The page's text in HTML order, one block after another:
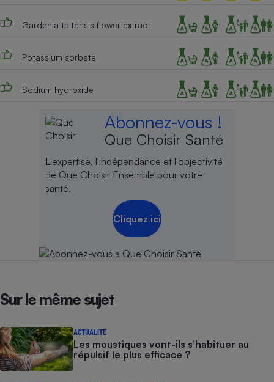
Gardenia taitensis flower extract
Potassium sorbate
Sodium hydroxide
Abonnez-vous !
Que Choisir Santé
L'expertise, l'indépendance et l'objectivité
de Que Choisir Ensemble pour votre
santé.
Cliquez ici
Sur le même sujet
ACTUALITÉ
Les moustiques vont-ils s’habituer au
répulsif le plus efficace ?